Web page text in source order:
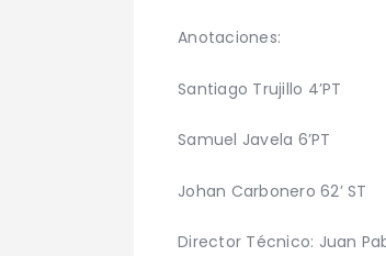
Anotaciones:
Santiago Trujillo 4’PT
Samuel Javela 6’PT
Johan Carbonero 62’ ST
Director Técnico: Juan